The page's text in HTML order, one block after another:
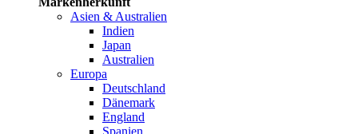
Asien & Australien
Indien
Japan
Australien
Europa
Deutschland
Dänemark
England
Spanien